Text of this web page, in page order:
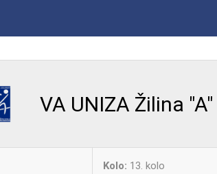
VA UNIZA Žilina "A"
Kolo: 13. kolo